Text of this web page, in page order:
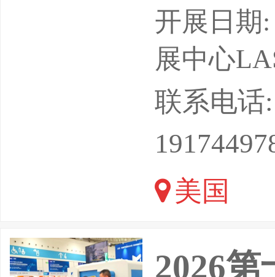
技术协
数灯光
额，是
梁。展
品发布
业者齐聚
开展日期
展中心
联系电话
美国
2026